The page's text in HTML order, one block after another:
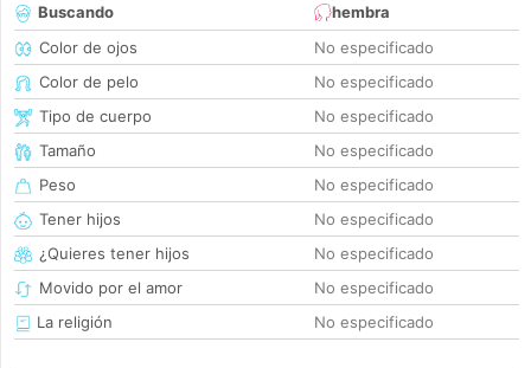
Buscando
hembra
Color de ojos
No especificado
Color de pelo
No especificado
Tipo de cuerpo
No especificado
Tamaño
No especificado
Peso
No especificado
Tener hijos
No especificado
¿Quieres tener hijos
No especificado
Movido por el amor
No especificado
La religión
No especificado